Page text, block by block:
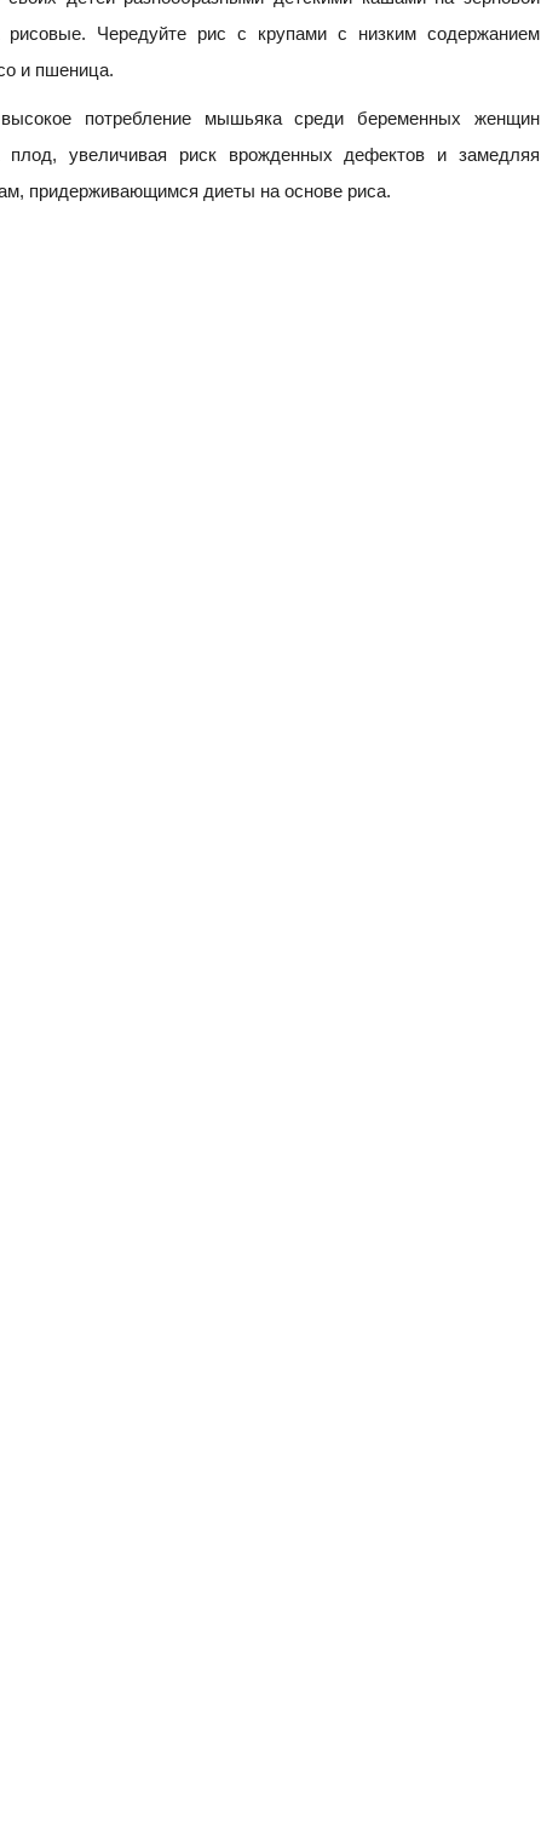
рисовые. Чередуйте рис с крупами с низким содержанием
и пшеница.
потребление мышьяка среди беременных женщин
плод, увеличивая риск врожденных дефектов и замедляя
придерживающимся диеты на основе риса.